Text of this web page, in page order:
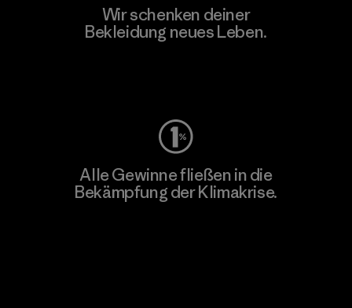
Wir schenken deiner
Bekleidung neues Leben.
Alle Gewinne fließen in die
Bekämpfung der Klimakrise.